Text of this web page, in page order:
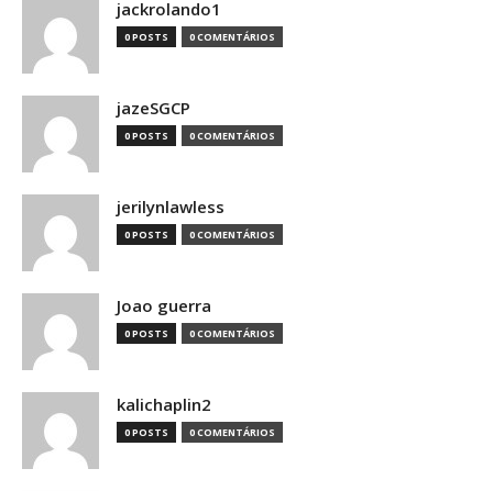
jackrolando1
0 POSTS 0 COMENTÁRIOS
jazeSGCP
0 POSTS 0 COMENTÁRIOS
jerilynlawless
0 POSTS 0 COMENTÁRIOS
Joao guerra
0 POSTS 0 COMENTÁRIOS
kalichaplin2
0 POSTS 0 COMENTÁRIOS